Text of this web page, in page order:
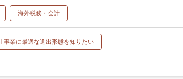
海外税務・会計
事業に最適な進出形態を知りたい